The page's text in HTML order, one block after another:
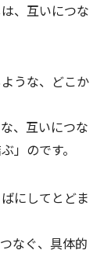
、互いにつな
うな、どこか
、互いにつな
」のです。
にしてとどま
なぐ、具体的